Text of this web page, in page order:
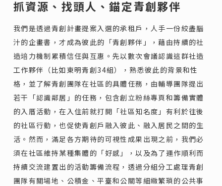
抓資源、找頭人、錨定青創夥伴
我們是透過青創計畫提案入選的承租戶，人手一份絞盡腦
汁的企畫書，才成為彼此的「青創夥伴」，藉由持續的社
造培力機制累積信任與互惠。先以數次會議認識這群社造
工作夥伴（比如東明青創34組），熟悉彼此的背景和性
格，並了解青創團隊在社區的具體任務，由輔導團隊提出
若干「認識鄰居」的任務，包含創立粉絲專頁和籌備實體
的入厝活動，在入住前就打開「社區知名度」有利於往後
的社區行動，也促使青創戶融入彼此、融入居民之間的生
活。然而，滿足各方期待的可視性成果出現之前，我們必
須在社區維持某種集體的「好感」，以及為了運作順利而
持續交流建置出的活動籌備流程，透過分組分工處理青創
團隊有關場地、公積金、平臺和公關等細緻繁瑣的公共事